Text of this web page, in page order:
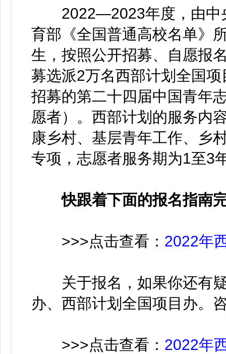
2022—2023年度，由中
育部《全国普通高校名单》
生，按照公开招募、自愿报
募选派2万名西部计划全国
招募的第二十四届中国青年
愿者）。西部计划的服务内
康乡村、基层青年工作、乡
专项，志愿者服务期为1至3
快跟着下面的报名指南
>>>点击查看： 2022年
关于报名，如果你还有疑
办、西部计划全国项目办。
>>>点击查看： 2022年